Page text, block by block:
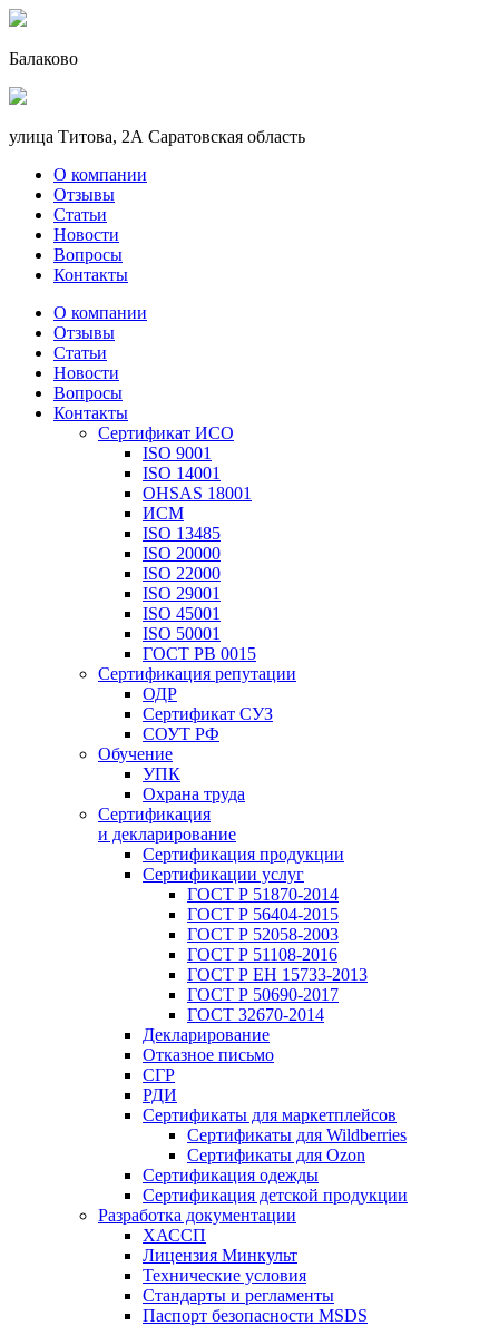
Балаково
улица Титова, 2А Саратовская область
О компании
Отзывы
Статьи
Новости
Вопросы
Контакты
О компании
Отзывы
Статьи
Новости
Вопросы
Контакты
Сертификат ИСО
ISO 9001
ISO 14001
OHSAS 18001
ИСМ
ISO 13485
ISO 20000
ISO 22000
ISO 29001
ISO 45001
ISO 50001
ГОСТ РВ 0015
Сертификация репутации
ОДР
Сертификат СУЗ
СОУТ РФ
Обучение
УПК
Охрана труда
Сертификация
и декларирование
Сертификация продукции
Сертификации услуг
ГОСТ Р 51870-2014
ГОСТ Р 56404-2015
ГОСТ Р 52058-2003
ГОСТ Р 51108-2016
ГОСТ Р ЕН 15733-2013
ГОСТ Р 50690-2017
ГОСТ 32670-2014
Декларирование
Отказное письмо
СГР
РДИ
Сертификаты для маркетплейсов
Сертификаты для Wildberries
Сертификаты для Ozon
Сертификация одежды
Сертификация детской продукции
Разработка документации
ХАССП
Лицензия Минкульт
Технические условия
Стандарты и регламенты
Паспорт безопасности MSDS